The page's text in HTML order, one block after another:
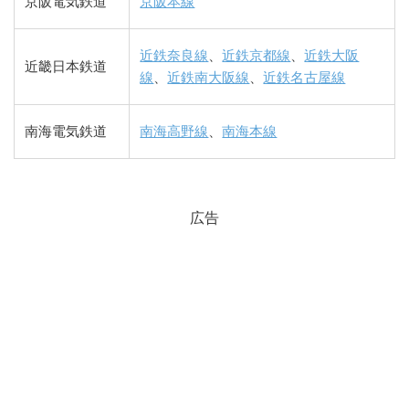
近畿日本鉄道
近鉄奈良線、近鉄京都線、近鉄大阪
線、近鉄南大阪線、近鉄名古屋線
南海電気鉄道 南海高野線、南海本線
広告